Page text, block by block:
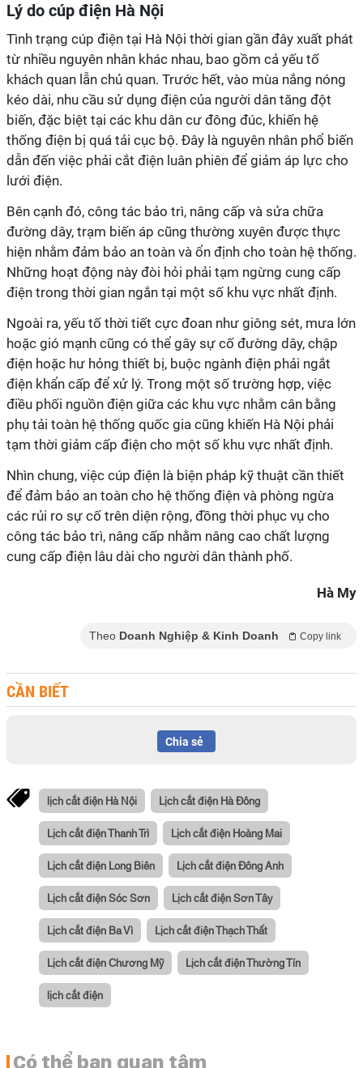
Lý do cúp điện Hà Nội
Tình trạng cúp điện tại Hà Nội thời gian gần đây xuất phát
từ nhiều nguyên nhân khác nhau, bao gồm cả yếu tố
khách quan lẫn chủ quan. Trước hết, vào mùa nắng nóng
kéo dài, nhu cầu sử dụng điện của người dân tăng đột
biến, đặc biệt tại các khu dân cư đông đúc, khiến hệ
thống điện bị quá tải cục bộ. Đây là nguyên nhân phổ biến
dẫn đến việc phải cắt điện luân phiên để giảm áp lực cho
lưới điện.
Bên cạnh đó, công tác bảo trì, nâng cấp và sửa chữa
đường dây, trạm biến áp cũng thường xuyên được thực
hiện nhằm đảm bảo an toàn và ổn định cho toàn hệ thống.
Những hoạt động này đòi hỏi phải tạm ngừng cung cấp
điện trong thời gian ngắn tại một số khu vực nhất định.
Ngoài ra, yếu tố thời tiết cực đoan như giông sét, mưa lớn
hoặc gió mạnh cũng có thể gây sự cố đường dây, chập
điện hoặc hư hỏng thiết bị, buộc ngành điện phải ngắt
điện khẩn cấp để xử lý. Trong một số trường hợp, việc
điều phối nguồn điện giữa các khu vực nhằm cân bằng
phụ tải toàn hệ thống quốc gia cũng khiến Hà Nội phải
tạm thời giảm cấp điện cho một số khu vực nhất định.
Nhìn chung, việc cúp điện là biện pháp kỹ thuật cần thiết
để đảm bảo an toàn cho hệ thống điện và phòng ngừa
các rủi ro sự cố trên diện rộng, đồng thời phục vụ cho
công tác bảo trì, nâng cấp nhằm nâng cao chất lượng
cung cấp điện lâu dài cho người dân thành phố.
Hà My
Theo Doanh Nghiệp & Kinh Doanh Copy link
CẦN BIẾT
Chia sẻ
lịch cắt điện Hà Nội Lịch cắt điện Hà Đông
Lịch cắt điện Thanh Trì Lịch cắt điện Hoàng Mai
Lịch cắt điện Long Biên Lịch cắt điện Đông Anh
Lịch cắt điện Sóc Sơn Lịch cắt điện Sơn Tây
Lịch cắt điện Ba Vì Lịch cắt điện Thạch Thất
Lịch cắt điện Chương Mỹ Lịch cắt điện Thường Tín
lịch cắt điện
Có thể bạn quan tâm